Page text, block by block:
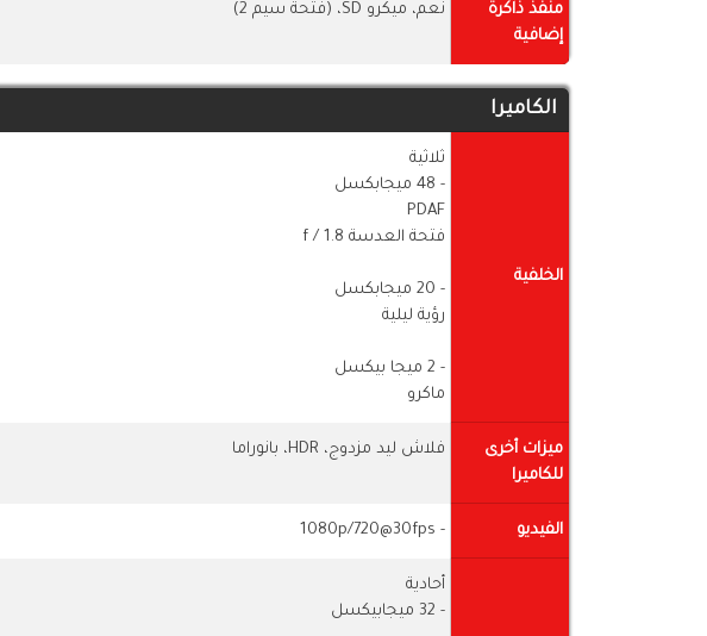
منفذ ذاكرة
إضافية
نعم، ميكرو SD، (فتحة سيم 2)
الكاميرا
الخلفية
ثلاثية
- 48 ميجابكسل
PDAF
فتحة العدسة f / 1.8
- 20 ميجابكسل
رؤية ليلية
- 2 ميجا بيكسل
ماكرو
ميزات أخرى
للكاميرا
فلاش ليد مزدوج، HDR، بانوراما
الفيديو - 1080p/720@30fps
أحادية
- 32 ميجابيكسل